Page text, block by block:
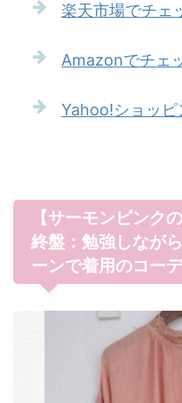
楽天市場でチェ
Amazonでチェ
Yahoo!ショッピ
【サーモンピンク
終盤：勉強しなが
ーンで着用のコーデ